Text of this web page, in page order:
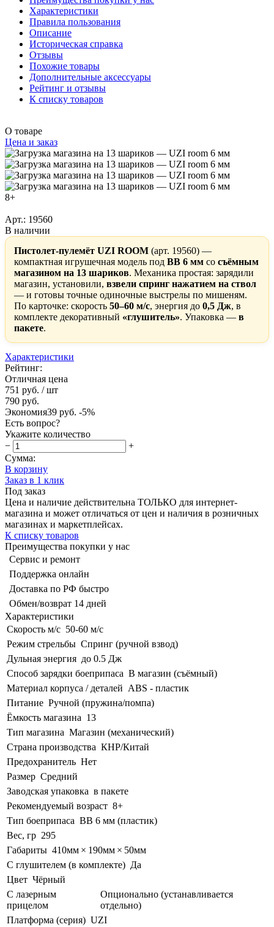
Характеристики
Правила пользования
Описание
Историческая справка
Отзывы
Похожие товары
Дополнительные аксессуары
Рейтинг и отзывы
К списку товаров
О товаре
Цена и заказ
8+
Арт.: 19560
В наличии
Пистолет-пулемёт UZI ROOM (арт. 19560) —
компактная игрушечная модель под BB 6 мм со съёмным
магазином на 13 шариков. Механика простая: зарядили
магазин, установили, взвели спринг нажатием на ствол
— и готовы точные одиночные выстрелы по мишеням.
По карточке: скорость 50–60 м/с, энергия до 0,5 Дж, в
комплекте декоративный «глушитель». Упаковка — в
пакете.
Характеристики
Рейтинг:
Отличная цена
751 руб. / шт
790 руб.
Экономия39 руб. -5%
Есть вопрос?
Укажите количество
−
+
Сумма:
В корзину
Заказ в 1 клик
Под заказ
Цена и наличие действительна ТОЛЬКО для интернет-
магазина и может отличаться от цен и наличия в розничных
магазинах и маркетплейсах.
К списку товаров
Преимущества покупки у нас
Сервис и ремонт
Поддержка онлайн
Доставка по РФ быстро
Обмен/возврат 14 дней
Характеристики
Скорость м/с 50-60 м/с
Режим стрельбы Спринг (ручной взвод)
Дульная энергия до 0.5 Дж
Способ зарядки боеприпаса В магазин (съёмный)
Материал корпуса / деталей ABS - пластик
Питание Ручной (пружина/помпа)
Ёмкость магазина 13
Тип магазина Магазин (механический)
Страна производства КНР/Китай
Предохранитель Нет
Размер Средний
Заводская упаковка в пакете
Рекомендуемый возраст 8+
Тип боеприпаса BB 6 мм (пластик)
Вес, гр 295
Габариты 410мм × 190мм × 50мм
С глушителем (в комплекте) Да
Цвет Чёрный
С лазерным
прицелом
Опционально (устанавливается
отдельно)
Платформа (серия) UZI